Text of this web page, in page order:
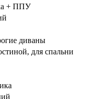
+ ППУ
диваны
для спальни